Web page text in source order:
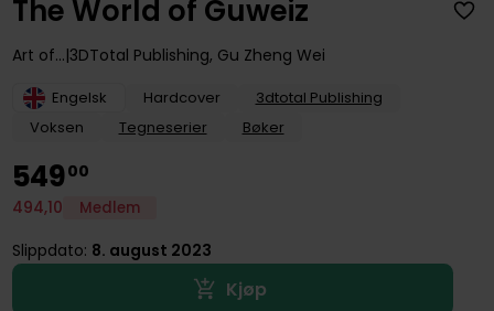
The World of Guweiz
Art of... 3DTotal Publishing, Gu Zheng Wei
Engelsk Hardcover
3dtotal Publishing
Voksen
Tegneserier Bøker
54900
494,10 Medlem
Slippdato: 8. august 2023
Kjøp